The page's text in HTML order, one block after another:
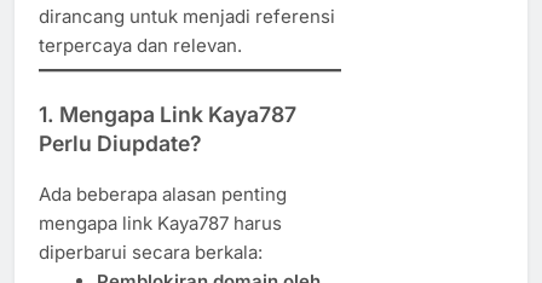
dirancang untuk menjadi referensi
terpercaya dan relevan.
1. Mengapa Link Kaya787
Perlu Diupdate?
Ada beberapa alasan penting
mengapa link Kaya787 harus
diperbarui secara berkala: